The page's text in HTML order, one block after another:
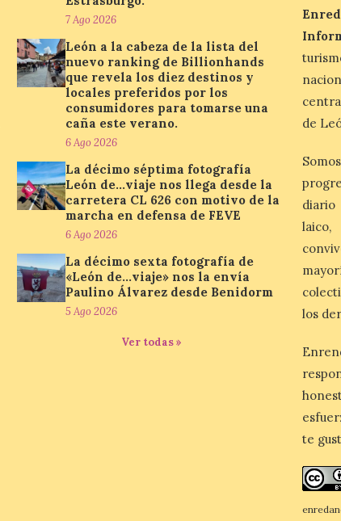
7 Ago 2026
León a la cabeza de la lista del
nuevo ranking de Billionhands
que revela los diez destinos y
locales preferidos por los
consumidores para tomarse una
caña este verano.
6 Ago 2026
La décimo séptima fotografía
León de…viaje nos llega desde la
carretera CL 626 con motivo de la
marcha en defensa de FEVE
6 Ago 2026
La décimo sexta fotografía de
«León de…viaje» nos la envía
Paulino Álvarez desde Benidorm
5 Ago 2026
Ver todas »
de
diario
los
te